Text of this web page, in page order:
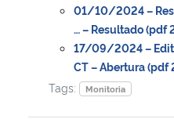
01/10/2024 –
… – Resultado (pdf
17/09/2024 –
CT – Abertura (pdf
Tags:
Monitoria